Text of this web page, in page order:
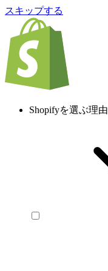
スキップする
Shopifyを選ぶ理由